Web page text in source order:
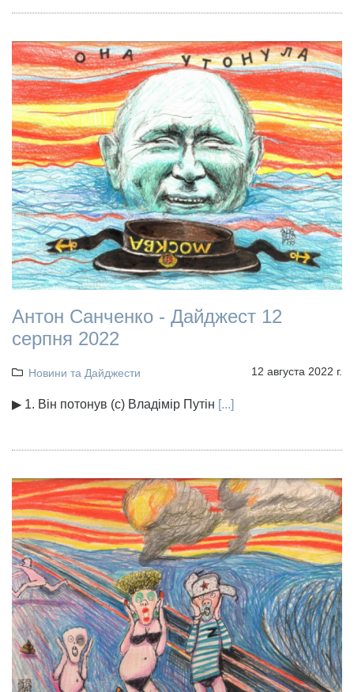
Антон Санченко - Дайджест 12
серпня 2022
Новини та Дайджести 12 августа 2022 г.
▶ 1. Він потонув (с) Владімір Путін [...]